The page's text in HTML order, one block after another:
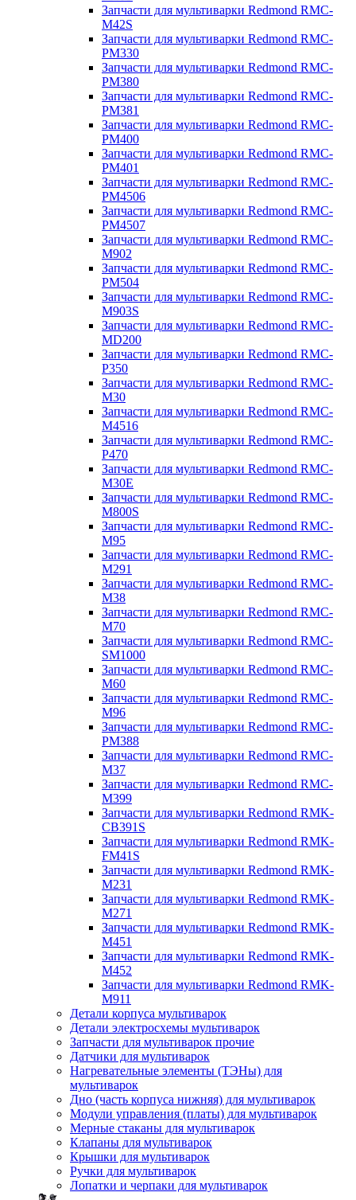
Запчасти для мультиварки Redmond RMC-
M42S
Запчасти для мультиварки Redmond RMC-
PM330
Запчасти для мультиварки Redmond RMC-
PM380
Запчасти для мультиварки Redmond RMC-
PM381
Запчасти для мультиварки Redmond RMC-
PM400
Запчасти для мультиварки Redmond RMC-
PM401
Запчасти для мультиварки Redmond RMC-
PM4506
Запчасти для мультиварки Redmond RMC-
PM4507
Запчасти для мультиварки Redmond RMC-
M902
Запчасти для мультиварки Redmond RMC-
PM504
Запчасти для мультиварки Redmond RMC-
M903S
Запчасти для мультиварки Redmond RMC-
MD200
Запчасти для мультиварки Redmond RMC-
P350
Запчасти для мультиварки Redmond RMC-
M30
Запчасти для мультиварки Redmond RMC-
M4516
Запчасти для мультиварки Redmond RMC-
P470
Запчасти для мультиварки Redmond RMC-
M30E
Запчасти для мультиварки Redmond RMC-
M800S
Запчасти для мультиварки Redmond RMC-
M95
Запчасти для мультиварки Redmond RMC-
M291
Запчасти для мультиварки Redmond RMC-
M38
Запчасти для мультиварки Redmond RMC-
M70
Запчасти для мультиварки Redmond RMC-
SM1000
Запчасти для мультиварки Redmond RMC-
M60
Запчасти для мультиварки Redmond RMC-
M96
Запчасти для мультиварки Redmond RMC-
PM388
Запчасти для мультиварки Redmond RMC-
M37
Запчасти для мультиварки Redmond RMC-
M399
Запчасти для мультиварки Redmond RMK-
CB391S
Запчасти для мультиварки Redmond RMK-
FM41S
Запчасти для мультиварки Redmond RMK-
M231
Запчасти для мультиварки Redmond RMK-
M271
Запчасти для мультиварки Redmond RMK-
M451
Запчасти для мультиварки Redmond RMK-
M452
Запчасти для мультиварки Redmond RMK-
M911
Детали корпуса мультиварок
Детали электросхемы мультиварок
Запчасти для мультиварок прочие
Датчики для мультиварок
Нагревательные элементы (ТЭНы) для
мультиварок
Дно (часть корпуса нижняя) для мультиварок
Модули управления (платы) для мультиварок
Мерные стаканы для мультиварок
Клапаны для мультиварок
Крышки для мультиварок
Ручки для мультиварок
Лопатки и черпаки для мультиварок